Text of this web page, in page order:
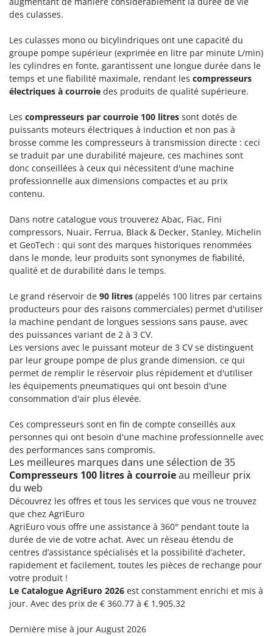
des culasses.
Les culasses mono ou bicylindriques ont une capacité du
groupe pompe supérieur (exprimée en litre par minute L/min)
les cylindres en fonte, garantissent une longue durée dans le
temps et une fiabilité maximale, rendant les compresseurs
électriques à courroie des produits de qualité supérieure.
Les compresseurs par courroie 100 litres sont dotés de
puissants moteurs électriques à induction et non pas à
brosse comme les compresseurs à transmission directe : ceci
se traduit par une durabilité majeure, ces machines sont
donc conseillées à ceux qui nécessitent d'une machine
professionnelle aux dimensions compactes et au prix
contenu.
Dans notre catalogue vous trouverez Abac, Fiac, Fini
compressors, Nuair, Ferrua, Black & Decker, Stanley, Michelin
et GeoTech : qui sont des marques historiques renommées
dans le monde, leur produits sont synonymes de fiabilité,
qualité et de durabilité dans le temps.
Le grand réservoir de 90 litres (appelés 100 litres par certains
producteurs pour des raisons commerciales) permet d'utiliser
la machine pendant de longues sessions sans pause, avec
des puissances variant de 2 à 3 CV.
Les versions avec le puissant moteur de 3 CV se distinguent
par leur groupe pompe de plus grande dimension, ce qui
permet de remplir le réservoir plus répidement et d'utiliser
les équipements pneumatiques qui ont besoin d'une
consommation d'air plus élevée.
Ces compresseurs sont en fin de compte conseillés aux
personnes qui ont besoin d'une machine professionnelle avec
des performances sans compromis.
Les meilleures marques dans une sélection de 35
Compresseurs 100 litres à courroieau meilleur prix
du web
Découvrez les offres et tous les services que vous ne trouvez
que chez AgriEuro
AgriEuro vous offre une assistance à 360° pendant toute la
durée de vie de votre achat. Avec un réseau étendu de
centres d’assistance spécialisés et la possibilité d’acheter,
rapidement et facilement, toutes les pièces de rechange pour
votre produit !
Le Catalogue AgriEuro 2026 est constamment enrichi et mis à
jour. Avec des prix de € 360.77 à € 1,905.32
Dernière mise à jour August 2026